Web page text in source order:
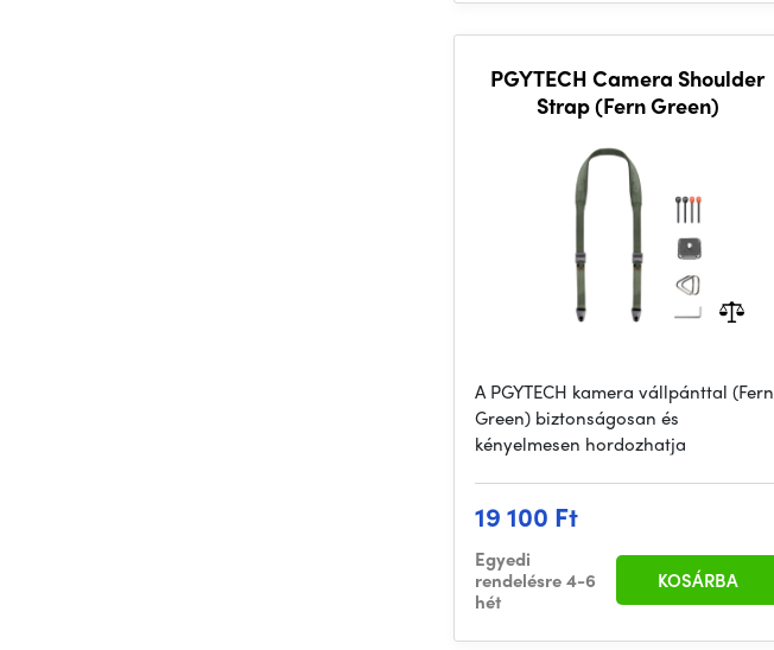
PGYTECH Camera Shoulder
Strap (Fern Green)
A PGYTECH kamera vállpánttal (Fern
Green) biztonságosan és
kényelmesen hordozhatja
19 100 Ft
Egyedi
rendelésre 4-6
hét
KOSÁRBA